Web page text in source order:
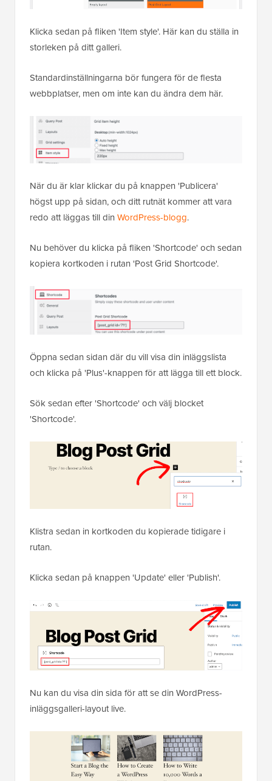
Klicka sedan på fliken 'Item style'. Här kan du ställa in
storleken på ditt galleri.
Standardinställningarna bör fungera för de flesta
webbplatser, men om inte kan du ändra dem här.
När du är klar klickar du på knappen 'Publicera'
högst upp på sidan, och ditt rutnät kommer att vara
redo att läggas till din WordPress-blogg.
Nu behöver du klicka på fliken 'Shortcode' och sedan
kopiera kortkoden i rutan 'Post Grid Shortcode'.
Öppna sedan sidan där du vill visa din inläggslista
och klicka på 'Plus'-knappen för att lägga till ett block.
Sök sedan efter 'Shortcode' och välj blocket
'Shortcode'.
Klistra sedan in kortkoden du kopierade tidigare i
rutan.
Klicka sedan på knappen 'Update' eller 'Publish'.
Nu kan du visa din sida för att se din WordPress-
inläggsgalleri-layout live.